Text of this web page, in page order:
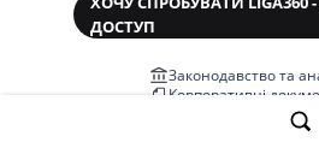
ДОСТУП
Законодавство та
Корпоративні
Перевірка компаній
Медіааналіз та